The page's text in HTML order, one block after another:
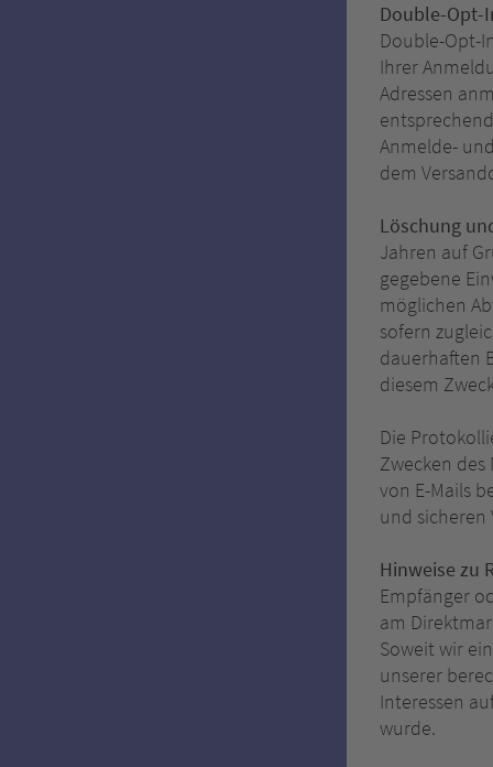
Double-Opt-
Double-Opt-
Ihrer
Adressen
Anmelde-
dem
Löschung
Jahren auf
gegebene
möglichen
sofern
dauerhaften
diesem
Die
Zwecken
von E-Mails
und sicheren
Hinweise zu
Empfänger
am
Soweit wir
unserer
Interessen
wurde.